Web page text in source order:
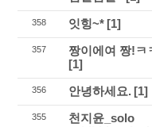
358 잇힝~* [1]
357
짱이에여 짱!ㅋ
[1]
356 안녕하세요. [1]
355
천지윤_solo